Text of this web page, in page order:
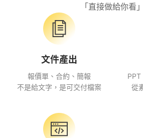
「直接做給你看」
文件產出
報價單、合約、簡報
不是給文字，是可交付檔案
PPT
從